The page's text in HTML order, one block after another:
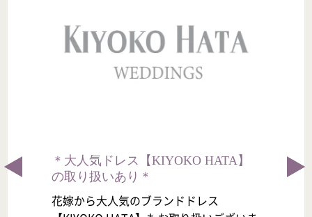
＊大人気ドレス【KIYOKO HATA】
の取り扱いあり＊
花嫁から大人気のブランドドレス